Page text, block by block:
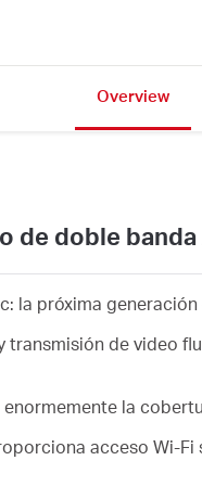
Overview
de doble banda
la próxima generación
transmisión de video
la
acceso Wi-